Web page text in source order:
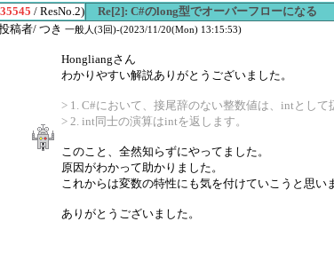
/ ResNo.2)
Re[2]: C#のlong型でオーバーフローになる
稿者/ つき 一般人(3回)-(2023/11/20(Mon) 13:15:53)
Hongliangさん
わかりやすい解説ありがとうございました。
> 1. C#において、接尾辞のない整数値は、intとして
> 2. int同士の演算はintを返します。
このこと、全然知らずにやってました。
原因がわかって助かりました。
これからは変数の特性にも気を付けていこうと思い
ありがとうございました。